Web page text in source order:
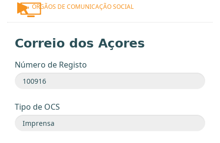
ÓRGÃOS DE COMUNICAÇÃO SOCIAL
Correio dos Açores
Número de Registo
Tipo de OCS